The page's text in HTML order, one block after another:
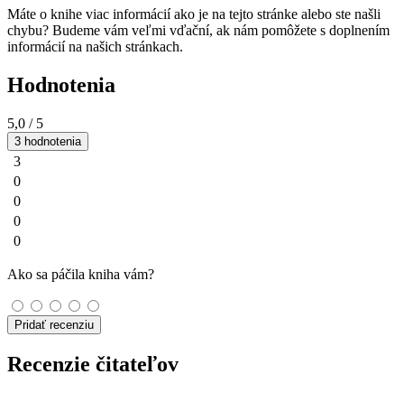
Máte o knihe viac informácií ako je na tejto stránke alebo ste našli
chybu? Budeme vám veľmi vďační, ak nám pomôžete s doplnením
informácií na našich stránkach.
Hodnotenia
5,0 / 5
3 hodnotenia
3
0
0
0
0
Ako sa páčila kniha vám?
Pridať recenziu
Recenzie čitateľov